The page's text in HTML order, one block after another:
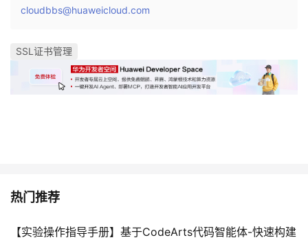
cloudbbs@huaweicloud.com
SSL证书管理
热门推荐
【实验操作指导手册】基于CodeArts代码智能体-快速构建